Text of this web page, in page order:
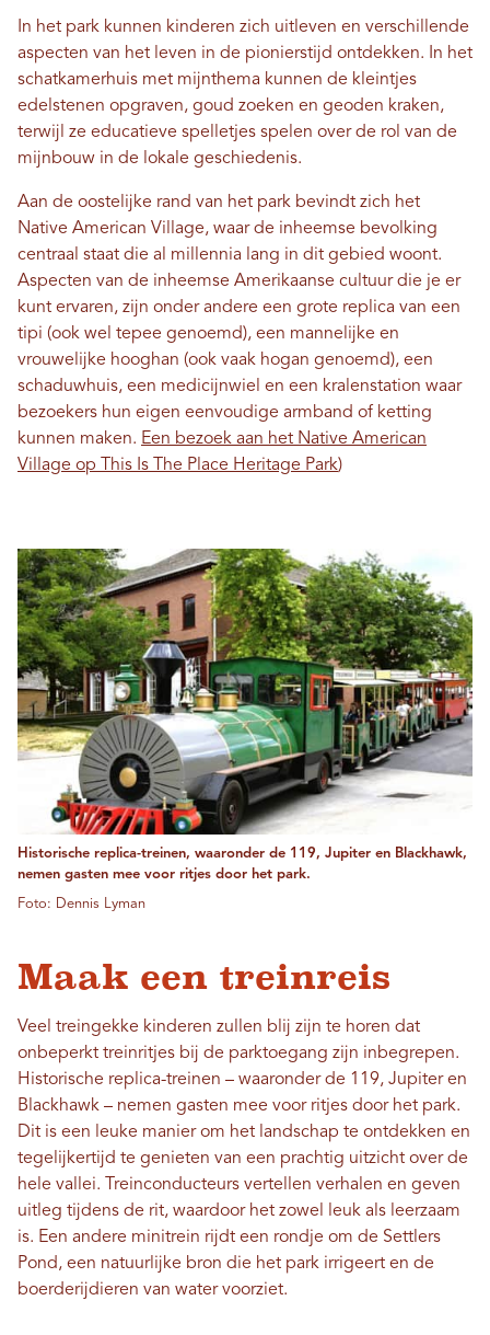
In het park kunnen kinderen zich uitleven en verschillende
aspecten van het leven in de pionierstijd ontdekken. In het
schatkamerhuis met mijnthema kunnen de kleintjes
edelstenen opgraven, goud zoeken en geoden kraken,
terwijl ze educatieve spelletjes spelen over de rol van de
mijnbouw in de lokale geschiedenis.
Aan de oostelijke rand van het park bevindt zich het
Native American Village, waar de inheemse bevolking
centraal staat die al millennia lang in dit gebied woont.
Aspecten van de inheemse Amerikaanse cultuur die je er
kunt ervaren, zijn onder andere een grote replica van een
tipi (ook wel tepee genoemd), een mannelijke en
vrouwelijke hooghan (ook vaak hogan genoemd), een
schaduwhuis, een medicijnwiel en een kralenstation waar
bezoekers hun eigen eenvoudige armband of ketting
kunnen maken. Een bezoek aan het Native American
Village op This Is The Place Heritage Park)
Historische replica-treinen, waaronder de 119, Jupiter en Blackhawk,
nemen gasten mee voor ritjes door het park.
Foto: Dennis Lyman
Maak een treinreis
Veel treingekke kinderen zullen blij zijn te horen dat
onbeperkt treinritjes bij de parktoegang zijn inbegrepen.
Historische replica-treinen – waaronder de 119, Jupiter en
Blackhawk – nemen gasten mee voor ritjes door het park.
Dit is een leuke manier om het landschap te ontdekken en
tegelijkertijd te genieten van een prachtig uitzicht over de
hele vallei. Treinconducteurs vertellen verhalen en geven
uitleg tijdens de rit, waardoor het zowel leuk als leerzaam
is. Een andere minitrein rijdt een rondje om de Settlers
Pond, een natuurlijke bron die het park irrigeert en de
boerderijdieren van water voorziet.